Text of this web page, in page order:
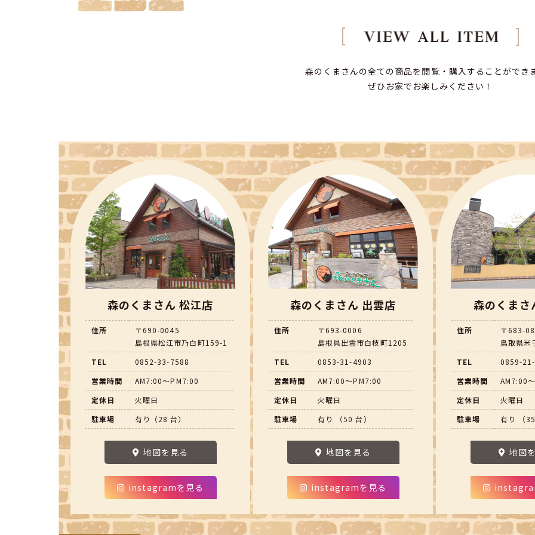
森のくまさんの全ての商品を閲覧・購入することができ
ぜひお家でお楽しみください！
森のくまさん 松江店
住所
〒690-0045
島根県松江市乃白町159-1
TEL
0852-33-7588
営業時間
AM7:00～PM7:00
定休日
火曜日
駐車場
有り（28 台）
地図を見る
instagramを見る
森のくまさん 出雲店
住所
〒693-0006
島根県出雲市白枝町1205
TEL
0853-31-4903
営業時間
AM7:00～PM7:00
定休日
火曜日
駐車場
有り （50 台）
地図を見る
instagramを見る
森のくまさ
住所
〒683-
鳥取県
TEL
0859-
営業時間
AM7:00
定休日
火曜日
駐車場
有り （
地図